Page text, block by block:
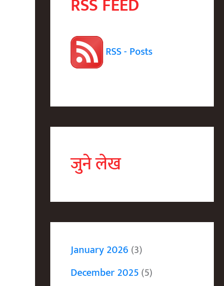
RSS - Posts
जुने लेख
January 2026 (3)
December 2025(5)